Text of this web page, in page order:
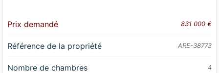
Prix demandé 831 000 €
Référence de la propriété ARE-38773
Nombre de chambres 4